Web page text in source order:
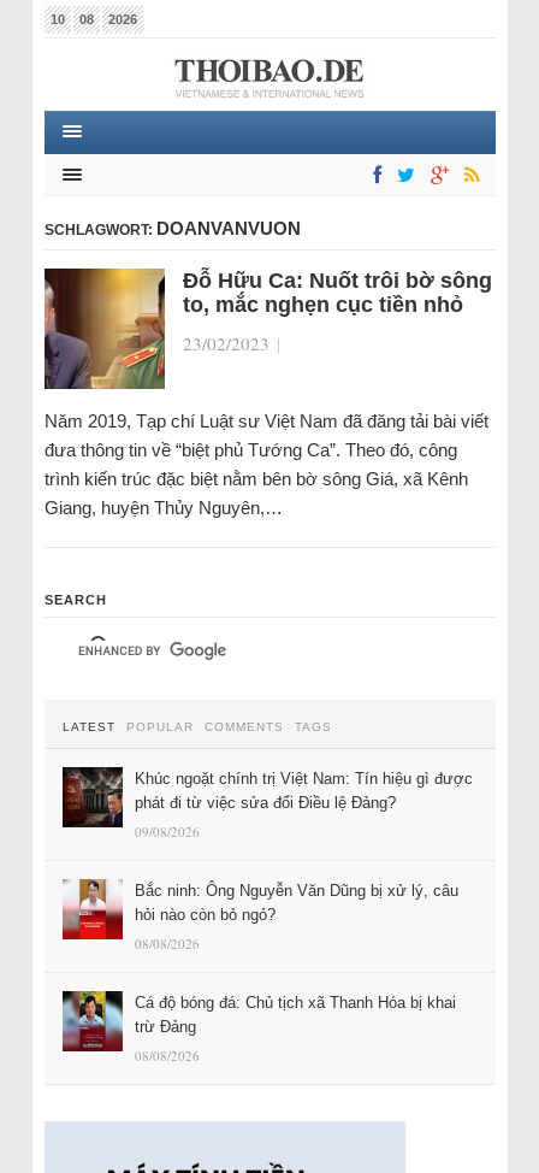
10 08 2026
SCHLAGWORT: DOANVANVUON
Đỗ Hữu Ca: Nuốt trôi bờ sông
to, mắc nghẹn cục tiền nhỏ
23/02/2023 |
Năm 2019, Tạp chí Luật sư Việt Nam đã đăng tải bài viết
đưa thông tin về “biệt phủ Tướng Ca”. Theo đó, công
trình kiến trúc đặc biệt nằm bên bờ sông Giá, xã Kênh
Giang, huyện Thủy Nguyên,…
SEARCH
LATEST POPULAR COMMENTS TAGS
Khúc ngoặt chính trị Việt Nam: Tín hiệu gì được
phát đi từ việc sửa đổi Điều lệ Đảng?
09/08/2026
Bắc ninh: Ông Nguyễn Văn Dũng bị xử lý, câu
hỏi nào còn bỏ ngỏ?
08/08/2026
Cá độ bóng đá: Chủ tịch xã Thanh Hóa bị khai
trừ Đảng
08/08/2026